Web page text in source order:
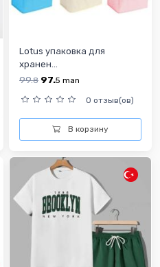
Lotus упаковка для
хранен...
99.8 97.5 man
0 отзыв(ов)
В корзину